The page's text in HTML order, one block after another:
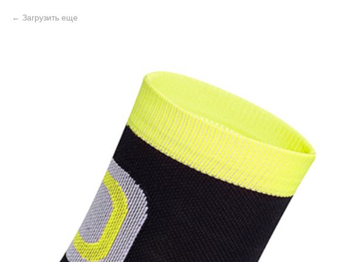
Загрузить еще